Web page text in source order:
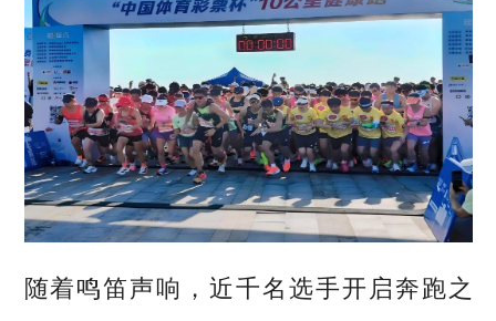
随着鸣笛声响，近千名选手开启奔跑之